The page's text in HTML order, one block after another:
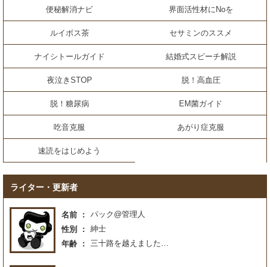
便秘解消ナビ 界面活性材にNoを
ルイボス茶 セサミンのススメ
ナイシトールガイド 結婚式スピーチ解説
夜泣きSTOP 脱！高血圧
脱！糖尿病 EM菌ガイド
吃音克服 あがり症克服
速読をはじめよう
ライター・更新者
名前
パック@管理人
性別
紳士
年齢
三十路を越えました…